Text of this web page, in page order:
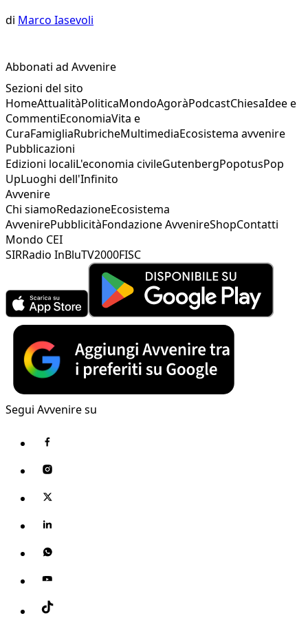
di Marco Iasevoli
Abbonati ad Avvenire
Sezioni del sito
HomeAttualitàPoliticaMondoAgoràPodcastChiesaIdee e
CommentiEconomiaVita e
CuraFamigliaRubricheMultimediaEcosistema avvenire
Pubblicazioni
Edizioni localiL'economia civileGutenbergPopotusPop
UpLuoghi dell'Infinito
Avvenire
Chi siamoRedazioneEcosistema
AvvenirePubblicitàFondazione AvvenireShopContatti
Mondo CEI
SIRRadio InBluTV2000FISC
Segui Avvenire su